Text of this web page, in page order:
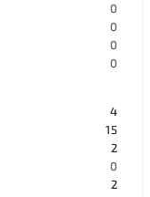
0
0
0
0
3
0
0
0
0
4
15
2
0
2